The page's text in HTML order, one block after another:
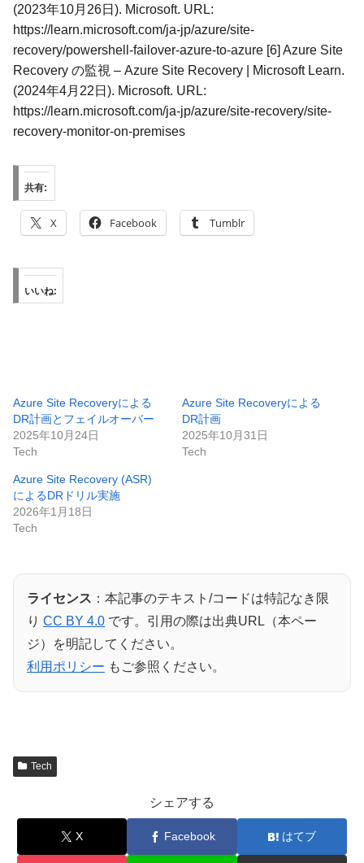
(2023年10月26日). Microsoft. URL:
https://learn.microsoft.com/ja-jp/azure/site-
recovery/powershell-failover-azure-to-azure [6] Azure Site
Recovery の監視 – Azure Site Recovery | Microsoft Learn.
(2024年4月22日). Microsoft. URL:
https://learn.microsoft.com/ja-jp/azure/site-recovery/site-
recovery-monitor-on-premises
共有:
X Facebook Tumblr
いいね:
Azure Site Recoveryによる
DR計画とフェイルオーバー
2025年10月24日
Tech
Azure Site Recoveryによる
DR計画
2025年10月31日
Tech
Azure Site Recovery (ASR)
によるDRドリル実施
2026年1月18日
Tech
ライセンス ：本記事のテキスト/コードは特記なき限
り CC BY 4.0 です。引用の際は出典URL（本ペー
ジ）を明記してください。
利用ポリシー もご参照ください。
Tech
シェアする
X Facebook はてブ